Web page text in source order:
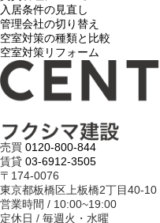
入居条件の見直し
管理会社の切り替え
空室対策の種類と比較
空室対策リフォーム
売買 0120-800-844
賃貸 03-6912-3505
〒174-0076
東京都板橋区上板橋2丁目40-10
営業時間 / 10:00~19:00
定休日 / 毎週火・水曜